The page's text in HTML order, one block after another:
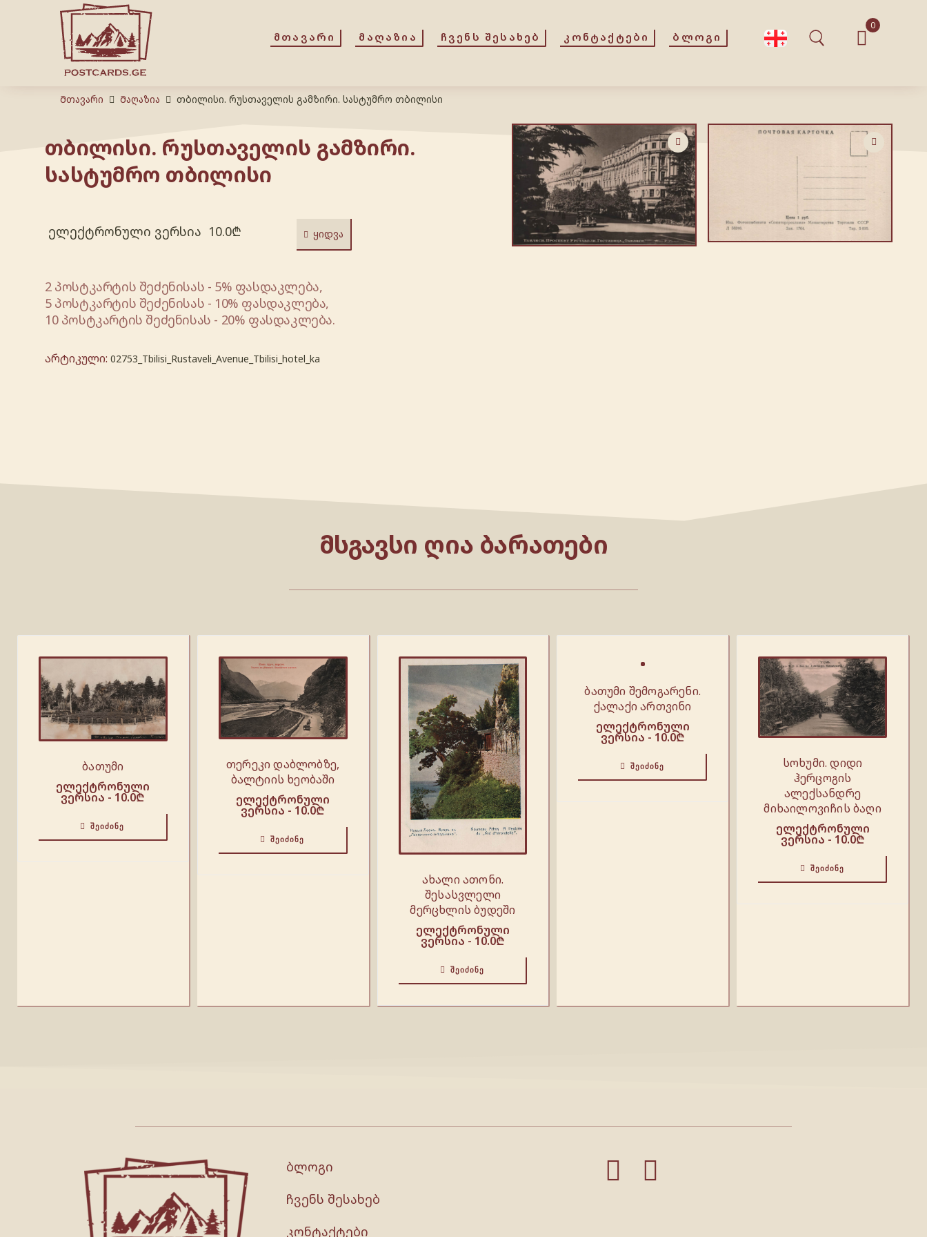
ᲛᲗᲐᲕᲐᲠᲘ ᲛᲐᲦᲐᲖᲘᲐ ᲩᲕᲔᲜᲡ ᲨᲔᲡᲐᲮᲔᲑ ᲙᲝᲜᲢᲐᲥᲢᲔᲑᲘ ᲑᲚᲝᲒᲘ
0
Მთავარი Მაღაზია თბილისი. რუსთაველის გამზირი. სასტუმრო თბილისი
თბილისი. რუსთაველის გამზირი.
სასტუმრო თბილისი
ელექტრონული ვერსია 10.0₾ ᲧᲘᲓᲕᲐ
2 პოსტკარტის შეძენისას - 5% ფასდაკლება,
5 პოსტკარტის შეძენისას - 10% ფასდაკლება,
10 პოსტკარტის შეძენისას - 20% ფასდაკლება.
არტიკული: 02753_Tbilisi_Rustaveli_Avenue_Tbilisi_hotel_ka
ᲛᲡᲒᲐᲕᲡᲘ ᲦᲘᲐ ᲑᲐᲠᲐᲗᲔᲑᲘ
ბათუმი
ელექტრონული
ვერსია - 10.0₾
ᲨᲔᲘᲫᲘᲜᲔ
თერეკი დაბლობზე,
ბალტიის ხეობაში
ელექტრონული
ვერსია - 10.0₾
ᲨᲔᲘᲫᲘᲜᲔ
ახალი ათონი.
შესასვლელი
მერცხლის ბუდეში
ელექტრონული
ვერსია - 10.0₾
ᲨᲔᲘᲫᲘᲜᲔ
ბათუმი შემოგარენი.
ქალაქი ართვინი
ელექტრონული
ვერსია - 10.0₾
ᲨᲔᲘᲫᲘᲜᲔ
სოხუმი. დიდი
ჰერცოგის
ალექსანდრე
მიხაილოვიჩის ბაღი
ელექტრონული
ვერსია - 10.0₾
ᲨᲔᲘᲫᲘᲜᲔ
ბლოგი
ჩვენს შესახებ
კონტაქტები